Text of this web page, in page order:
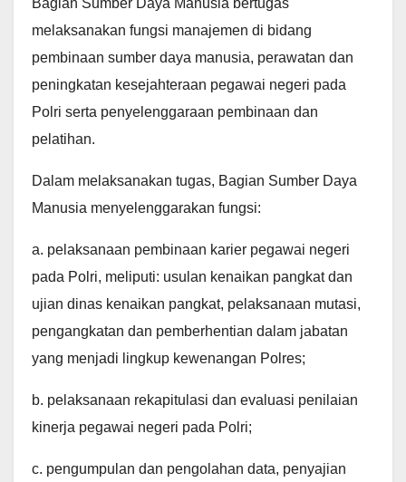
Bagian Sumber Daya Manusia bertugas
melaksanakan fungsi manajemen di bidang
pembinaan sumber daya manusia, perawatan dan
peningkatan kesejahteraan pegawai negeri pada
Polri serta penyelenggaraan pembinaan dan
pelatihan.
Dalam melaksanakan tugas, Bagian Sumber Daya
Manusia menyelenggarakan fungsi:
a. pelaksanaan pembinaan karier pegawai negeri
pada Polri, meliputi: usulan kenaikan pangkat dan
ujian dinas kenaikan pangkat, pelaksanaan mutasi,
pengangkatan dan pemberhentian dalam jabatan
yang menjadi lingkup kewenangan Polres;
b. pelaksanaan rekapitulasi dan evaluasi penilaian
kinerja pegawai negeri pada Polri;
c. pengumpulan dan pengolahan data, penyajian